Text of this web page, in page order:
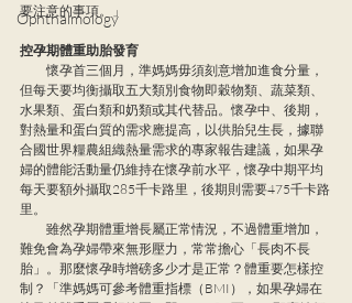
Ophthalmology
要注意的事項。」
控孕期體重助胎發育
懷孕首三個月，準媽媽毋須刻意增加進食分量，
但每天要均衡攝取五大類別食物即穀物類、蔬菜類、
水果類、蛋白類和奶類或其代替品。懷孕中、後期，
對熱量和蛋白質的需求應提高，以供胎兒生長，據聯
合國世界糧農組織熱量需求的專家報告建議，如果孕
婦的體能活動量仍維持在懷孕前水平，懷孕中期平均
每天要額外攝取285千卡路里，後期則需要475千卡路
里。
雖然孕期體重增長屬正常情況，不過體重增加，
難免會為孕婦帶來無形壓力，常常擔心「長肉不長
胎」。那麼懷孕時增磅多少才是正常？體重要怎樣控
制？「準媽媽可參考體重指標（BMI），如果孕婦在